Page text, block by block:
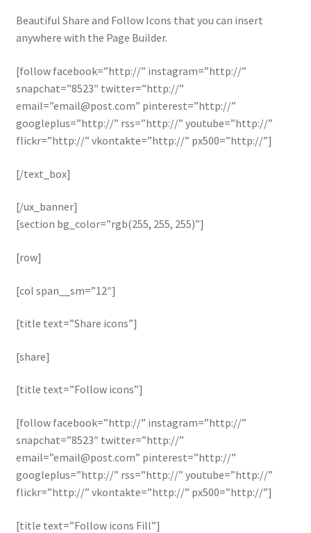
Beautiful Share and Follow Icons that you can insert
anywhere with the Page Builder.
[follow facebook=”http://” instagram=”http://”
snapchat=”8523″ twitter=”http://”
email=”email@post.com” pinterest=”http://”
googleplus=”http://” rss=”http://” youtube=”http://”
flickr=”http://” vkontakte=”http://” px500=”http://”]
[/text_box]
[/ux_banner]
[section bg_color=”rgb(255, 255, 255)”]
[row]
[col span__sm=”12″]
[title text=”Share icons”]
[share]
[title text=”Follow icons”]
[follow facebook=”http://” instagram=”http://”
snapchat=”8523″ twitter=”http://”
email=”email@post.com” pinterest=”http://”
googleplus=”http://” rss=”http://” youtube=”http://”
flickr=”http://” vkontakte=”http://” px500=”http://”]
[title text=”Follow icons Fill”]